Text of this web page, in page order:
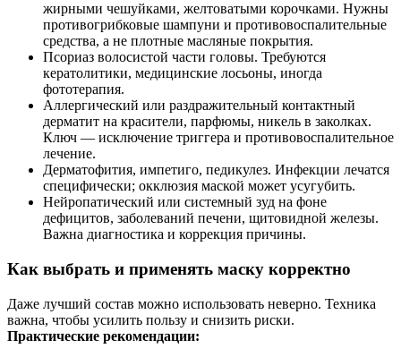
жирными чешуйками, желтоватыми корочками. Нужны
противогрибковые шампуни и противовоспалительные
средства, а не плотные масляные покрытия.
Псориаз волосистой части головы. Требуются
кератолитики, медицинские лосьоны, иногда
фототерапия.
Аллергический или раздражительный контактный
дерматит на красители, парфюмы, никель в заколках.
Ключ — исключение триггера и противовоспалительное
лечение.
Дерматофития, импетиго, педикулез. Инфекции лечатся
специфически; окклюзия маской может усугубить.
Нейропатический или системный зуд на фоне
дефицитов, заболеваний печени, щитовидной железы.
Важна диагностика и коррекция причины.
Как выбрать и применять маску корректно
Даже лучший состав можно использовать неверно. Техника
важна, чтобы усилить пользу и снизить риски.
Практические рекомендации: